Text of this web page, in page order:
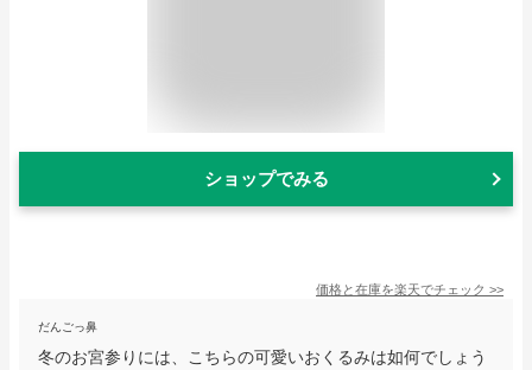
ショップでみる
価格と在庫を楽天でチェック >>
だんごっ鼻
冬のお宮参りには、こちらの可愛いおくるみは如何でしょう